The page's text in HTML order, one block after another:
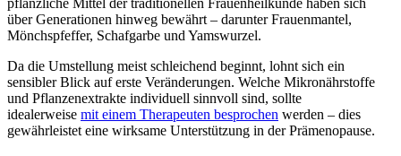
über Generationen hinweg bewährt – darunter Frauenmantel,
Mönchspfeffer, Schafgarbe und Yamswurzel.
Da die Umstellung meist schleichend beginnt, lohnt sich ein
sensibler Blick auf erste Veränderungen. Welche Mikronährstoffe
und Pflanzenextrakte individuell sinnvoll sind, sollte
idealerweise mit einem Therapeuten besprochen werden – dies
gewährleistet eine wirksame Unterstützung in der Prämenopause.